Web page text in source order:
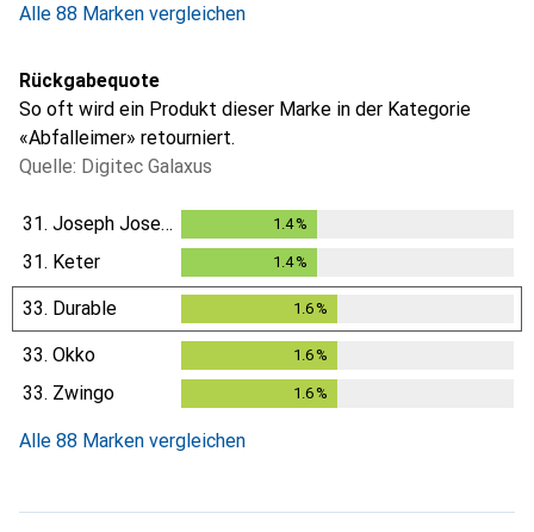
Alle 88 Marken vergleichen
Rückgabequote
So oft wird ein Produkt dieser Marke in der Kategorie
«Abfalleimer» retourniert.
Quelle: Digitec Galaxus
31. Joseph Joseph 1.4%
31. Keter 1.4%
33. Durable 1.6%
33. Okko 1.6%
33. Zwingo 1.6%
Alle 88 Marken vergleichen